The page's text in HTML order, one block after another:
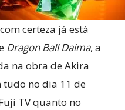
certeza já está
Dragon Ball Daima, a
na obra de Akira
tudo no dia 11 de
TV quanto no